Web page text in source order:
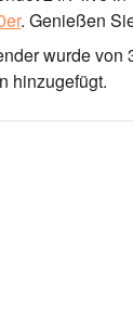
. Genießen
wurde von
hinzugefügt.